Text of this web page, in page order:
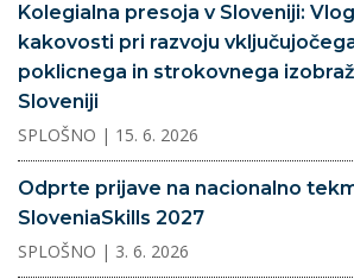
Kolegialna presoja v Sloveniji:
kakovosti pri razvoju
poklicnega in strokovnega
Sloveniji
SPLOŠNO | 15. 6. 2026
Odprte prijave na nacionalno
SloveniaSkills 2027
SPLOŠNO | 3. 6. 2026